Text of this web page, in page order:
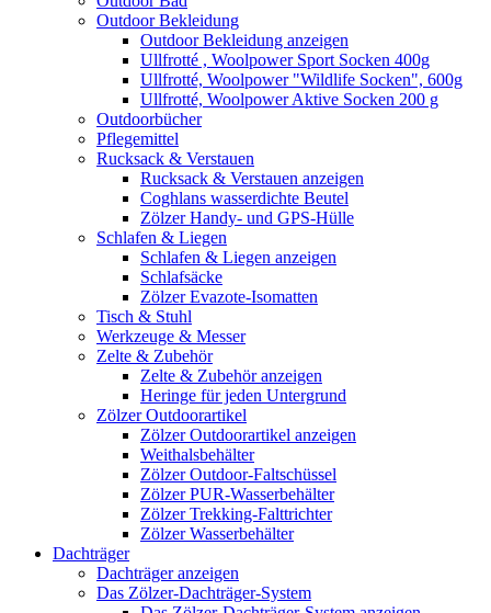
Outdoor Bekleidung
Outdoor Bekleidung anzeigen
Ullfrotté , Woolpower Sport Socken 400g
Ullfrotté, Woolpower "Wildlife Socken", 600g
Ullfrotté, Woolpower Aktive Socken 200 g
Outdoorbücher
Pflegemittel
Rucksack & Verstauen
Rucksack & Verstauen anzeigen
Coghlans wasserdichte Beutel
Zölzer Handy- und GPS-Hülle
Schlafen & Liegen
Schlafen & Liegen anzeigen
Schlafsäcke
Zölzer Evazote-Isomatten
Tisch & Stuhl
Werkzeuge & Messer
Zelte & Zubehör
Zelte & Zubehör anzeigen
Heringe für jeden Untergrund
Zölzer Outdoorartikel
Zölzer Outdoorartikel anzeigen
Weithalsbehälter
Zölzer Outdoor-Faltschüssel
Zölzer PUR-Wasserbehälter
Zölzer Trekking-Falttrichter
Zölzer Wasserbehälter
Dachträger
Dachträger anzeigen
Das Zölzer-Dachträger-System